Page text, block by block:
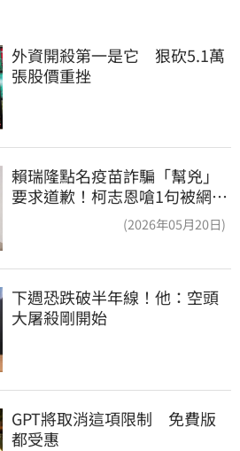
外資開殺第一是它　狠砍5.1萬
張股價重挫
賴瑞隆點名疫苗詐騙「幫兇」
要求道歉！柯志恩嗆1句被網罵
(2026年05月20日)
下週恐跌破半年線！他：空頭
大屠殺剛開始
GPT將取消這項限制　免費版
都受惠